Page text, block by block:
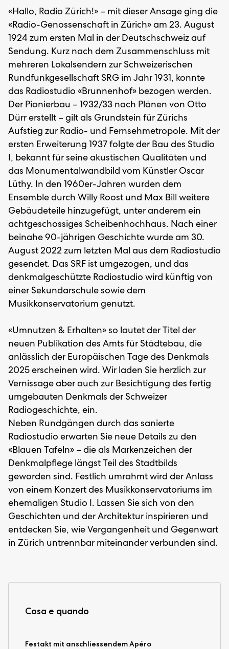
«Hallo, Radio Zürich!» – mit dieser Ansage ging die
«Radio-Genossenschaft in Zürich» am 23. August
1924 zum ersten Mal in der Deutschschweiz auf
Sendung. Kurz nach dem Zusammenschluss mit
mehreren Lokalsendern zur Schweizerischen
Rundfunkgesellschaft SRG im Jahr 1931, konnte
das Radiostudio «Brunnenhof» bezogen werden.
Der Pionierbau – 1932/33 nach Plänen von Otto
Dürr erstellt – gilt als Grundstein für Zürichs
Aufstieg zur Radio- und Fernsehmetropole. Mit der
ersten Erweiterung 1937 folgte der Bau des Studio
I, bekannt für seine akustischen Qualitäten und
das Monumentalwandbild vom Künstler Oscar
Lüthy. In den 1960er-Jahren wurden dem
Ensemble durch Willy Roost und Max Bill weitere
Gebäudeteile hinzugefügt, unter anderem ein
achtgeschossiges Scheibenhochhaus. Nach einer
beinahe 90-jährigen Geschichte wurde am 30.
August 2022 zum letzten Mal aus dem Radiostudio
gesendet. Das SRF ist umgezogen, und das
denkmalgeschützte Radiostudio wird künftig von
einer Sekundarschule sowie dem
Musikkonservatorium genutzt.
«Umnutzen & Erhalten» so lautet der Titel der
neuen Publikation des Amts für Städtebau, die
anlässlich der Europäischen Tage des Denkmals
2025 erscheinen wird. Wir laden Sie herzlich zur
Vernissage aber auch zur Besichtigung des fertig
umgebauten Denkmals der Schweizer
Radiogeschichte, ein.
Neben Rundgängen durch das sanierte
Radiostudio erwarten Sie neue Details zu den
«Blauen Tafeln» – die als Markenzeichen der
Denkmalpflege längst Teil des Stadtbilds
geworden sind. Festlich umrahmt wird der Anlass
von einem Konzert des Musikkonservatoriums im
ehemaligen Studio I. Lassen Sie sich von den
Geschichten und der Architektur inspirieren und
entdecken Sie, wie Vergangenheit und Gegenwart
in Zürich untrennbar miteinander verbunden sind.
Cosa e quando
Festakt mit anschliessendem Apéro